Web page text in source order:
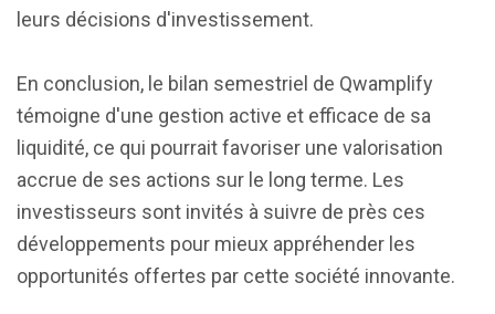
leurs décisions d'investissement.
En conclusion, le bilan semestriel de Qwamplify
témoigne d'une gestion active et efficace de sa
liquidité, ce qui pourrait favoriser une valorisation
accrue de ses actions sur le long terme. Les
investisseurs sont invités à suivre de près ces
développements pour mieux appréhender les
opportunités offertes par cette société innovante.